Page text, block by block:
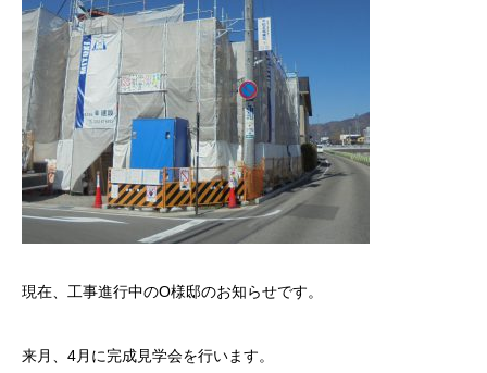
現在、工事進行中のO様邸のお知らせです。
来月、4月に完成見学会を行います。